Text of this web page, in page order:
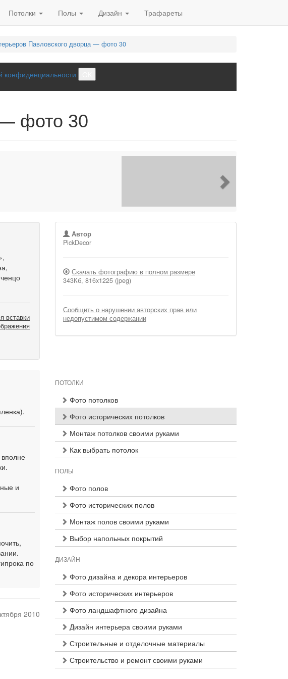
Потолки Полы Дизайн Трафареты
Павловского дворца — фото 30
конфиденциальности
— фото 30
вставки
Автор
PickDecor
Скачать фотографию в полном размере
343Кб, 816x1225 (jpeg)
Сообщить о нарушении авторских прав или
недопустимом содержании
и
по
2010
ПОТОЛКИ
Фото потолков
Фото исторических потолков
Монтаж потолков своими руками
Как выбрать потолок
ПОЛЫ
Фото полов
Фото исторических полов
Монтаж полов своими руками
Выбор напольных покрытий
ДИЗАЙН
Фото дизайна и декора интерьеров
Фото исторических интерьеров
Фото ландшафтного дизайна
Дизайн интерьера своими руками
Строительные и отделочные материалы
Строительство и ремонт своими руками